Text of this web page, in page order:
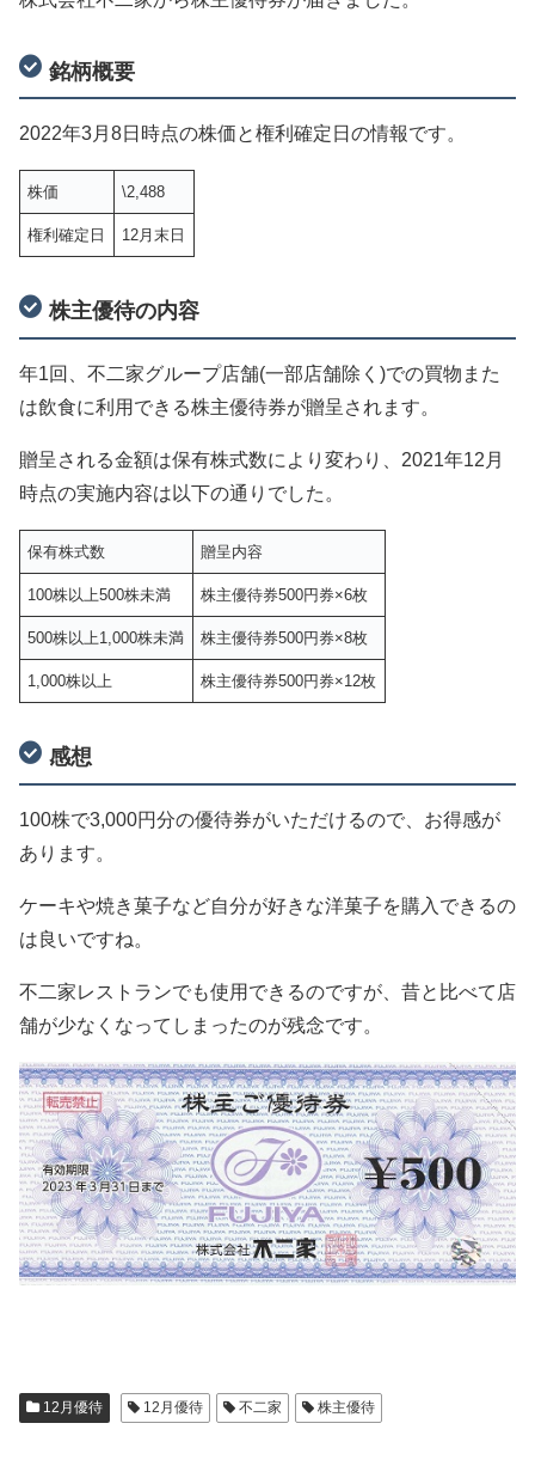
銘柄概要
2022年3月8日時点の株価と権利確定日の情報です。
株価 \2,488
権利確定日 12月末日
株主優待の内容
年1回、不二家グループ店舗(一部店舗除く)での買物また
は飲食に利用できる株主優待券が贈呈されます。
贈呈される金額は保有株式数により変わり、2021年12月
時点の実施内容は以下の通りでした。
保有株式数 贈呈内容
100株以上500株未満 株主優待券500円券×6枚
500株以上1,000株未満 株主優待券500円券×8枚
1,000株以上 株主優待券500円券×12枚
感想
100株で3,000円分の優待券がいただけるので、お得感が
あります。
ケーキや焼き菓子など自分が好きな洋菓子を購入できるの
は良いですね。
不二家レストランでも使用できるのですが、昔と比べて店
舗が少なくなってしまったのが残念です。
12月優待 12月優待 不二家 株主優待